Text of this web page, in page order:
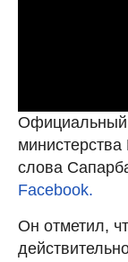
Официальный
слова
Facebook.
Он отметил,